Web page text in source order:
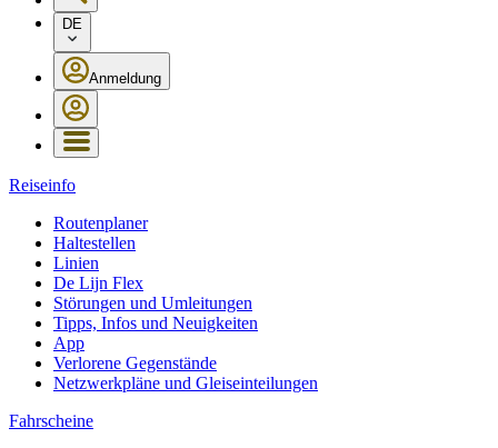
DE
Anmeldung
Reiseinfo
Routenplaner
Haltestellen
Linien
De Lijn Flex
Störungen und Umleitungen
Tipps, Infos und Neuigkeiten
App
Verlorene Gegenstände
Netzwerkpläne und Gleiseinteilungen
Fahrscheine